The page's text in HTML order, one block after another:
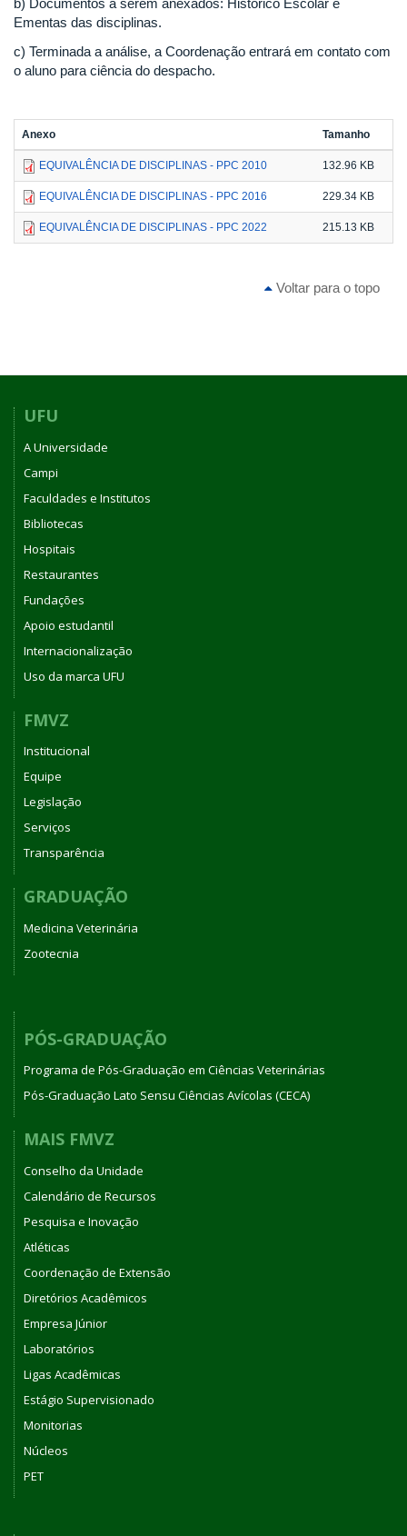
b) Documentos a serem anexados: Histórico Escolar e
Ementas das disciplinas.
c) Terminada a análise, a Coordenação entrará em contato com
o aluno para ciência do despacho.
Anexo Tamanho
EQUIVALÊNCIA DE DISCIPLINAS - PPC 2010 132.96 KB
EQUIVALÊNCIA DE DISCIPLINAS - PPC 2016 229.34 KB
EQUIVALÊNCIA DE DISCIPLINAS - PPC 2022 215.13 KB
Voltar para o topo
UFU
A Universidade
Campi
Faculdades e Institutos
Bibliotecas
Hospitais
Restaurantes
Fundações
Apoio estudantil
Internacionalização
Uso da marca UFU
FMVZ
Institucional
Equipe
Legislação
Serviços
Transparência
GRADUAÇÃO
Medicina Veterinária
Zootecnia
PÓS-GRADUAÇÃO
Programa de Pós-Graduação em Ciências Veterinárias
Pós-Graduação Lato Sensu Ciências Avícolas (CECA)
MAIS FMVZ
Conselho da Unidade
Calendário de Recursos
Pesquisa e Inovação
Atléticas
Coordenação de Extensão
Diretórios Acadêmicos
Empresa Júnior
Laboratórios
Ligas Acadêmicas
Estágio Supervisionado
Monitorias
Núcleos
PET